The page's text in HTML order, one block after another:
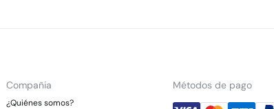
Compañia
¿Quiénes somos?
Métodos de pago